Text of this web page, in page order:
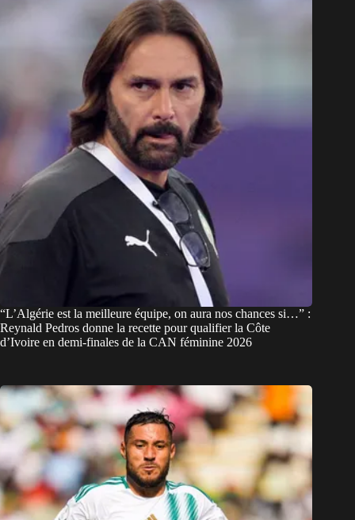
“L’Algérie est la meilleure équipe, on aura nos chances si…” :
Reynald Pedros donne la recette pour qualifier la Côte
d’Ivoire en demi-finales de la CAN féminine 2026